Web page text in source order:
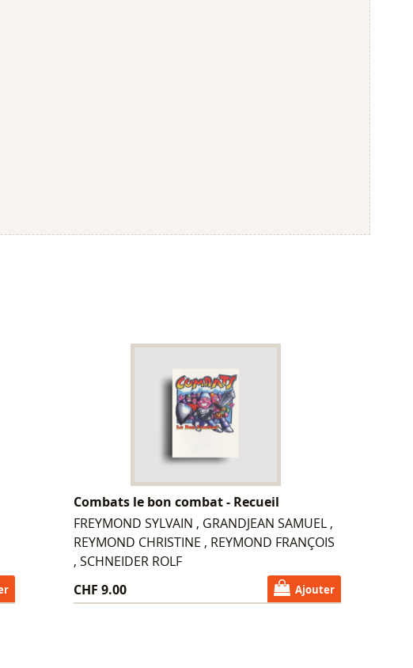
Combats le bon combat - Recueil
FREYMOND SYLVAIN , GRANDJEAN SAMUEL ,
REYMOND CHRISTINE , REYMOND FRANÇOIS
, SCHNEIDER ROLF
CHF 9.00
Ajouter